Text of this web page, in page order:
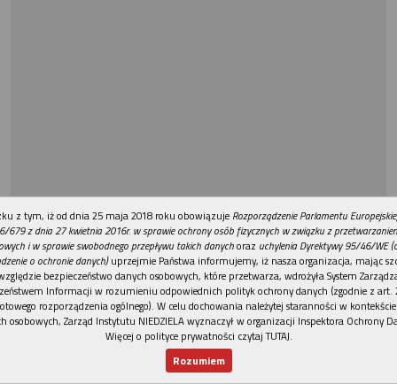
REKLAMA
z tym, iż od dnia 25 maja 2018 roku obowiązuje Rozporządzenie Parlamentu
679 z dnia 27 kwietnia 2016r. w sprawie ochrony osób fizycznych w związku z
i w sprawie swobodnego przepływu takich danychoraz uchylenia Dyrektywy 95/46/WE
o ochronie danych)uprzejmie Państwa informujemy, iż nasza organizacja, mając
bezpieczeństwo danych osobowych, które przetwarza, wdrożyła System
Informacji w rozumieniu odpowiednich polityk ochrony danych (zgodnie z art.
rozporządzenia ogólnego). W celu dochowania należytej staranności w
osobowych, Zarząd Instytutu NIEDZIELA wyznaczył w organizacji Inspektora Ochrony
Więcej o polityce prywatności czytaj TUTAJ.
Rozumiem